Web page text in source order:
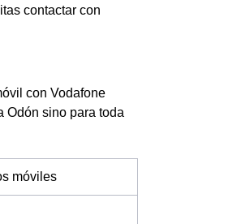
contactar con
con Vodafone
Odón sino para toda
móviles